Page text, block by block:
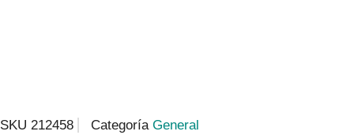
SKU 212458 Categoría General